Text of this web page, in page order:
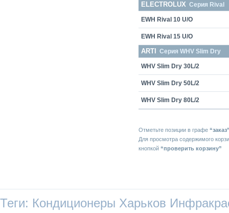
ELECTROLUX Серия Rival
EWH Rival 10 U/О
EWH Rival 15 U/О
ARTI Серия WHV Slim Dry
WHV Slim Dry 30L/2
WHV Slim Dry 50L/2
WHV Slim Dry 80L/2
Отметьте позиции в графе
Для просмотра содержимого
кнопкой “проверить корзину”
Теги: Кондиционеры Харьков